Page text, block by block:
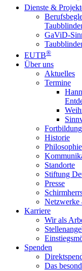
Dienste &
GaViD-
EUTB®
Über uns
Aktuelles
Termine
Historie
Philosophie
Standorte
Stiftung
Presse
Netzwerke
Karriere
Wir als
Spenden
Das